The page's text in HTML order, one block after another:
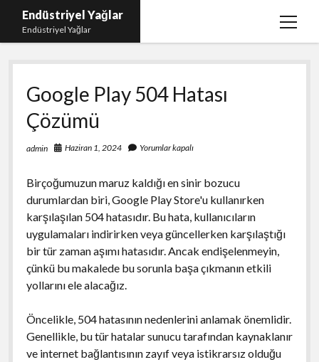
Endüstriyel Yağlar
Endüstriyel Yağlar
menüyü
Igtv Yorum Hilesi Ücretsiz
Instagram Gizli Hesap Görme Uygulamasız
Linkedin Beğeni Yükleme
Liste
Ücretsiz Şifresiz Twitter Beğeni Hilesi
Google Play 504 Hatası
Çözümü
admin Haziran 1, 2024 Yorumlar kapalı
Birçoğumuzun maruz kaldığı en sinir bozucu
durumlardan biri, Google Play Store'u kullanırken
karşılaşılan 504 hatasıdır. Bu hata, kullanıcıların
uygulamaları indirirken veya güncellerken karşılaştığı
bir tür zaman aşımı hatasıdır. Ancak endişelenmeyin,
çünkü bu makalede bu sorunla başa çıkmanın etkili
yollarını ele alacağız.
Öncelikle, 504 hatasının nedenlerini anlamak önemlidir.
Genellikle, bu tür hatalar sunucu tarafından kaynaklanır
ve internet bağlantısının zayıf veya istikrarsız olduğu